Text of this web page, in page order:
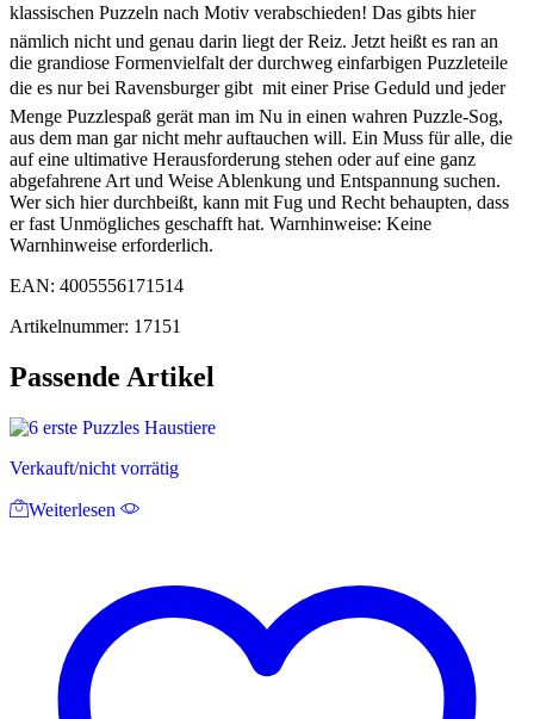
klassischen Puzzeln nach Motiv verabschieden! Das gibts hier
nämlich nicht und genau darin liegt der Reiz. Jetzt heißt es ran an
die grandiose Formenvielfalt der durchweg einfarbigen Puzzleteile
die es nur bei Ravensburger gibt  mit einer Prise Geduld und jeder
Menge Puzzlespaß gerät man im Nu in einen wahren Puzzle-Sog,
aus dem man gar nicht mehr auftauchen will. Ein Muss für alle, die
auf eine ultimative Herausforderung stehen oder auf eine ganz
abgefahrene Art und Weise Ablenkung und Entspannung suchen.
Wer sich hier durchbeißt, kann mit Fug und Recht behaupten, dass
er fast Unmögliches geschafft hat. Warnhinweise: Keine
Warnhinweise erforderlich.
EAN: 4005556171514
Artikelnummer: 17151
Passende Artikel
Verkauft/nicht vorrätig
Weiterlesen